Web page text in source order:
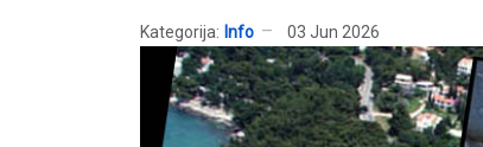
Kategorija: Info 03 Jun 2026